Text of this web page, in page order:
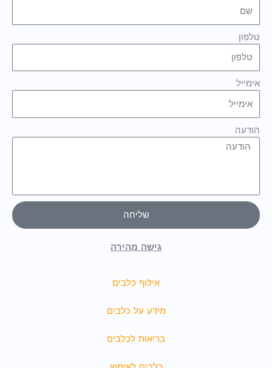
טלפון
אימייל
הודעה
שליחה
גישה מהירה
אילוף כלבים
מידע על כלבים
בריאות לכלבים